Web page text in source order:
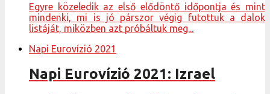
Egyre közeledik az első elődöntő időpontja és mint
mindenki, mi is jó párszor végig futottuk a dalok
listáját, miközben azt próbáltuk meg...
Napi Eurovízió 2021
Napi Eurovízió 2021: Izrael